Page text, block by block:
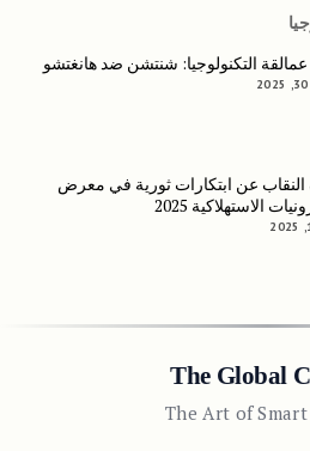
التكنولوجيا: شنتشن ضد هانغتشو
عن ابتكارات ثورية في معرض
الاستهلاكية 2025
The Global
The Art of